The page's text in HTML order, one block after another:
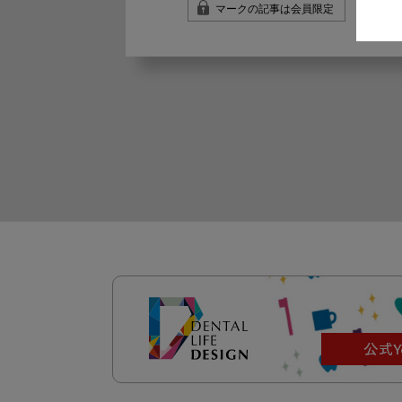
マークの記事は会員限定